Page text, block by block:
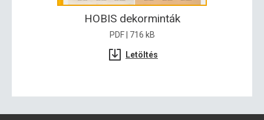
HOBIS dekorminták
PDF | 716 kB
Letöltés